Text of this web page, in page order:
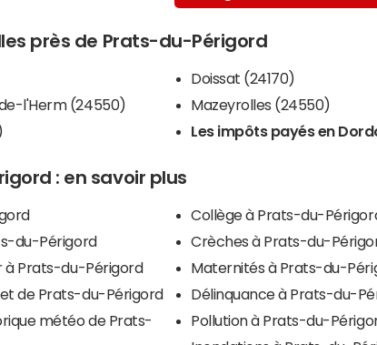
près de Prats-du-Périgord
l'Herm (24550)
Doissat (24170)
Mazeyrolles (24550)
Les impôts payés en
: en savoir plus
du-Périgord
à Prats-du-Périgord
de Prats-du-Périgord
météo de Prats-
Collège à Prats-du-
Crèches à Prats-du-
Maternités à Prats-du-
Délinquance à Prats-du-
Pollution à Prats-du-